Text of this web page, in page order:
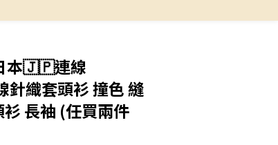
本🇯🇵連線
織套頭衫 撞色 縫
長袖 (任買兩件